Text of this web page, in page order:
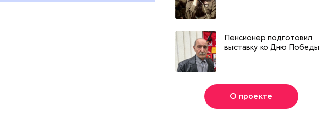
Пенсионер подготовил
выставку ко Дню Победы
О проекте